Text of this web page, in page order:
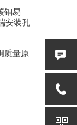
钼易
安装孔
质量原